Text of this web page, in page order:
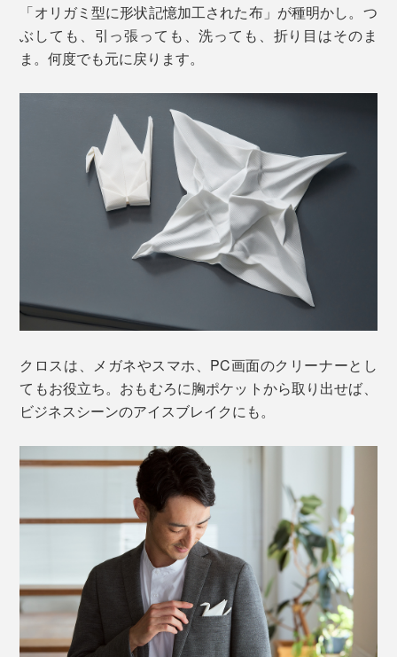
「オリガミ型に形状記憶加工された布」が種明かし。つ
ぶしても、引っ張っても、洗っても、折り目はそのま
ま。何度でも元に戻ります。
クロスは、メガネやスマホ、PC画面のクリーナーとし
てもお役立ち。おもむろに胸ポケットから取り出せば、
ビジネスシーンのアイスブレイクにも。